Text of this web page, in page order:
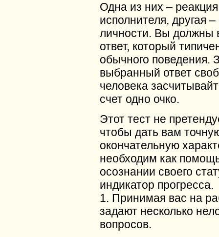
Одна из них – реакция
исполнителя, другая
личности. Вы должны
ответ, который
обычного поведения.
выбранный ответ
человека
счет одно очко.
Этот тест не
чтобы дать вам
окончательную
необходим как
осознании своего
индикатор прогресса.
1. Принимая вас на
задают несколько
вопросов.